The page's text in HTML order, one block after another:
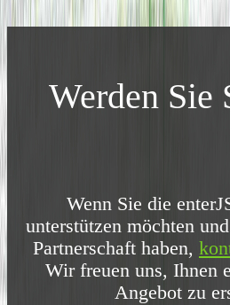
Werden Sie
Wenn Sie die
unterstützen möchten
Partnerschaft haben,
Wir freuen uns, Ihnen
Angebot zu